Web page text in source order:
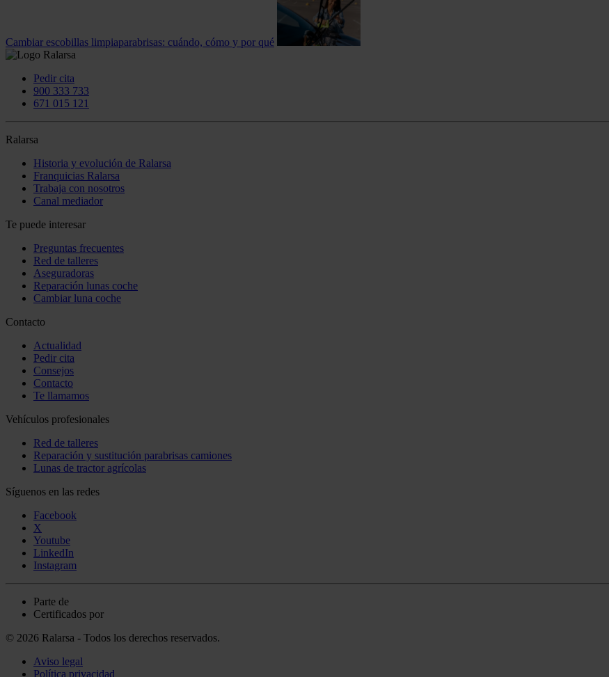
Cambiar escobillas limpiaparabrisas: cuándo, cómo y por qué
Pedir cita
900 333 733
671 015 121
Ralarsa
Historia y evolución de Ralarsa
Franquicias Ralarsa
Trabaja con nosotros
Canal mediador
Te puede interesar
Preguntas frecuentes
Red de talleres
Aseguradoras
Reparación lunas coche
Cambiar luna coche
Contacto
Actualidad
Pedir cita
Consejos
Contacto
Te llamamos
Vehículos profesionales
Red de talleres
Reparación y sustitución parabrisas camiones
Lunas de tractor agrícolas
Síguenos en las redes
Facebook
X
Youtube
LinkedIn
Instagram
Parte de
Certificados por
© 2026 Ralarsa - Todos los derechos reservados.
Aviso legal
Política privacidad